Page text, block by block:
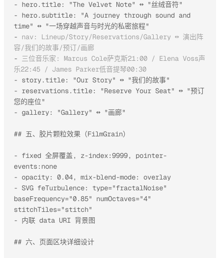
- hero.title: "The Velvet Note" ↔ "丝绒音符"
- hero.subtitle: "A journey through sound and
time" ↔ "一场穿越声音与时光的私密旅程"
- nav: Lineup/Story/Reservations/Gallery ↔ 演出阵
容/我们的故事/预订/画廊
-
三位音乐家: Marcus Cole萨克斯21:00 / Elena Voss声
乐22:45 / James Parker低音提琴00:30
- story.title: "Our Story" ↔ "我们的故事"
- reservations.title: "Reserve Your Seat" ↔ "预订
您的座位"
- gallery: "Gallery" ↔ "画廊"
## 五、胶片颗粒效果（FilmGrain）
- fixed 全屏覆盖, z-index:9999, pointer-
events:none
- opacity: 0.04, mix-blend-mode: overlay
- SVG feTurbulence: type="fractalNoise"
baseFrequency="0.85" numOctaves="4"
stitchTiles="stitch"
- 内联 data URI 背景图
## 六、页面区块详细设计